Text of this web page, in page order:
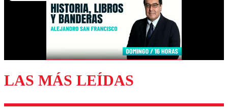
Enviar comentario
LAS MÁS LEÍDAS